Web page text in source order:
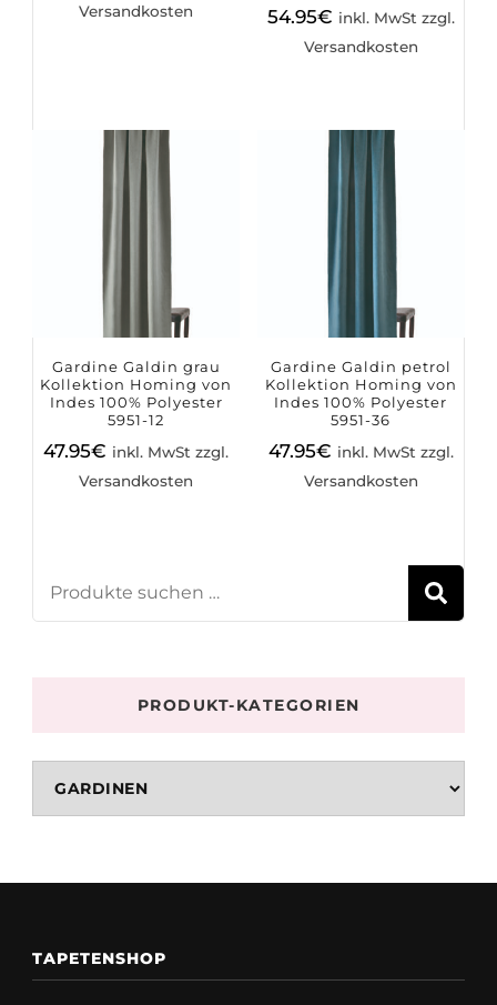
Versandkosten
54.95€ inkl. MwSt zzgl.
Versandkosten
Gardine Galdin grau
Kollektion Homing von
Indes 100% Polyester
5951-12
47.95€ inkl. MwSt zzgl.
Versandkosten
Gardine Galdin petrol
Kollektion Homing von
Indes 100% Polyester
5951-36
47.95€ inkl. MwSt zzgl.
Versandkosten
PRODUKT-KATEGORIEN
TAPETENSHOP